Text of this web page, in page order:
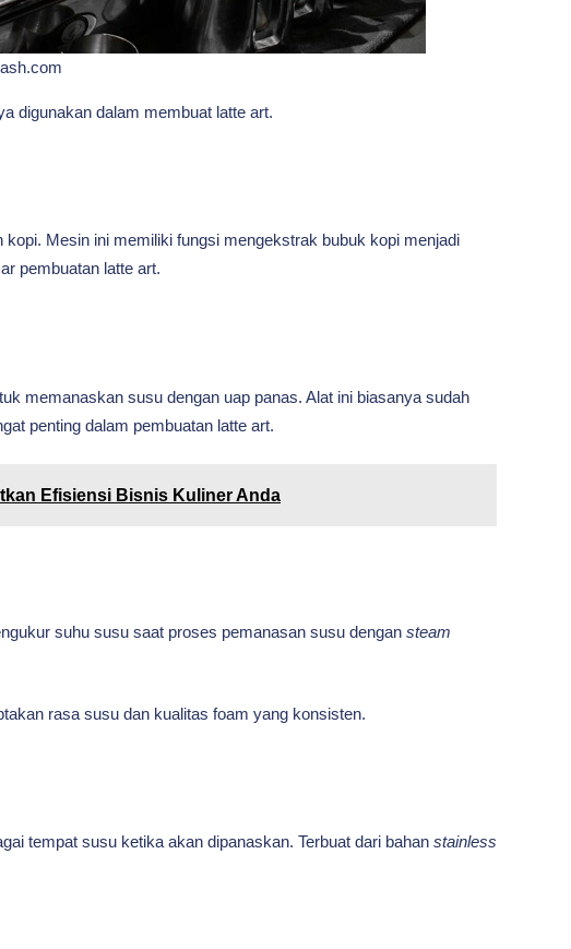
digunakan dalam membuat latte art.
kopi. Mesin ini memiliki fungsi mengekstrak bubuk kopi menjadi
pembuatan latte art.
memanaskan susu dengan uap panas. Alat ini biasanya sudah
penting dalam pembuatan latte art.
Efisiensi Bisnis Kuliner Anda
suhu susu saat proses pemanasan susu dengan steam
rasa susu dan kualitas foam yang konsisten.
tempat susu ketika akan dipanaskan. Terbuat dari bahan stainless